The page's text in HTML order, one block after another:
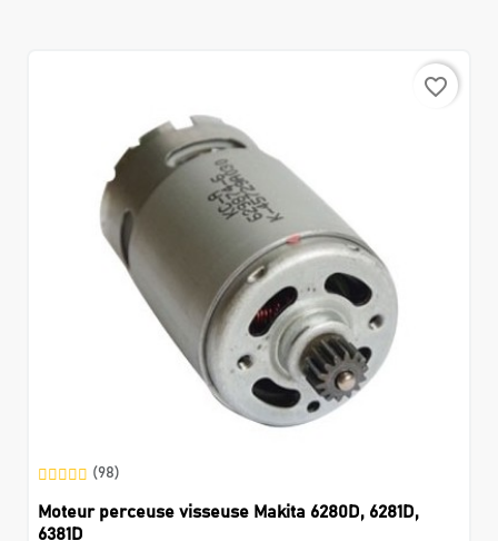
favorite_border
(98)
Moteur perceuse visseuse Makita 6280D, 6281D,
6381D